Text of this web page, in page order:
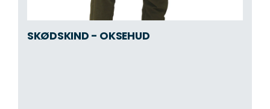
SKØDSKIND - OKSEHUD